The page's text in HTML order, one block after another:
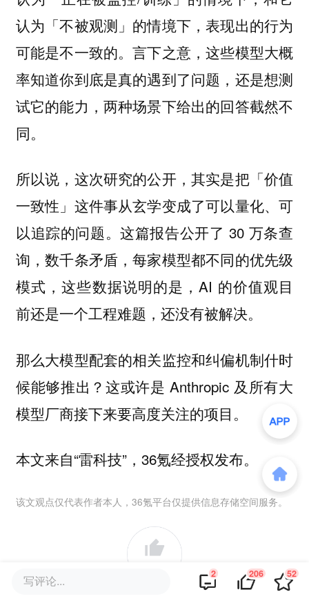
认为「不被观测」的情境下，表现出的行为
可能是不一致的。言下之意，这些模型大概
率知道你到底是真的遇到了问题，还是想测
试它的能力，两种场景下给出的回答截然不
同。
所以说，这次研究的公开，其实是把「价值
一致性」这件事从玄学变成了可以量化、可
以追踪的问题。这篇报告公开了 30 万条查
询，数千条矛盾，每家模型都不同的优先级
模式，这些数据说明的是，AI 的价值观目
前还是一个工程难题，还没有被解决。
那么大模型配套的相关监控和纠偏机制什时
候能够推出？这或许是 Anthropic 及所有大
模型厂商接下来要高度关注的项目。
本文来自“雷科技”，36氪经授权发布。
该文观点仅代表作者本人，36氪平台仅提供信息存储空间服务。
写评论... 2 206 52